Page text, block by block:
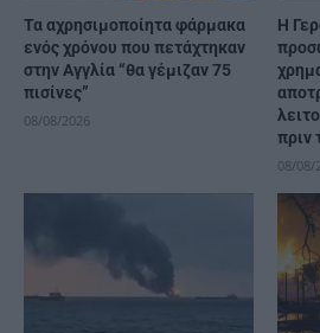
Τα αχρησιμοποίητα φάρμακα
ενός χρόνου που πετάχτηκαν
στην Αγγλία “θα γέμιζαν 75
πισίνες”
08/08/2026
Η
πριν
08/08/